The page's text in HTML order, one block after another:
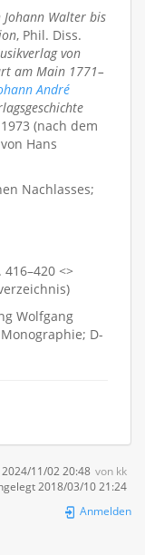
Johann Walter bis
, Phil. Diss.
von
am Main 1771–
André
(nach dem
Hans
Nachlasses;
<>
Wolfgang
D-
2024/11/02 20:48 von kk
2018/03/10 21:24
Anmelden